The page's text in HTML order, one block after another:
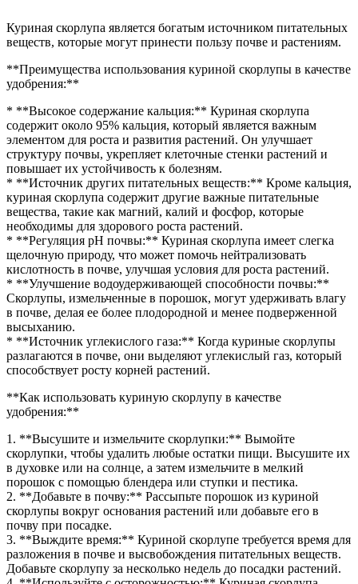
Куриная скорлупа является богатым источником питательных
веществ, которые могут принести пользу почве и растениям.
**Преимущества использования куриной скорлупы в качестве
удобрения:**
* **Высокое содержание кальция:** Куриная скорлупа
содержит около 95% кальция, который является важным
элементом для роста и развития растений. Он улучшает
структуру почвы, укрепляет клеточные стенки растений и
повышает их устойчивость к болезням.
* **Источник других питательных веществ:** Кроме кальция,
куриная скорлупа содержит другие важные питательные
вещества, такие как магний, калий и фосфор, которые
необходимы для здорового роста растений.
* **Регуляция pH почвы:** Куриная скорлупа имеет слегка
щелочную природу, что может помочь нейтрализовать
кислотность в почве, улучшая условия для роста растений.
* **Улучшение водоудерживающей способности почвы:**
Скорлупы, измельченные в порошок, могут удерживать влагу
в почве, делая ее более плодородной и менее подверженной
высыханию.
* **Источник углекислого газа:** Когда куриные скорлупы
разлагаются в почве, они выделяют углекислый газ, который
способствует росту корней растений.
**Как использовать куриную скорлупу в качестве
удобрения:**
1. **Высушите и измельчите скорлупки:** Вымойте
скорлупки, чтобы удалить любые остатки пищи. Высушите их
в духовке или на солнце, а затем измельчите в мелкий
порошок с помощью блендера или ступки и пестика.
2. **Добавьте в почву:** Рассыпьте порошок из куриной
скорлупы вокруг основания растений или добавьте его в
почву при посадке.
3. **Выждите время:** Куриной скорлупе требуется время для
разложения в почве и высвобождения питательных веществ.
Добавьте скорлупу за несколько недель до посадки растений.